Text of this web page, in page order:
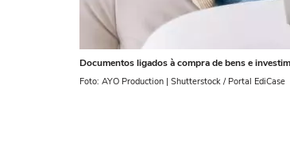
Documentos ligados à compra de bens e
Foto: AYO Production | Shutterstock / Portal EdiCase